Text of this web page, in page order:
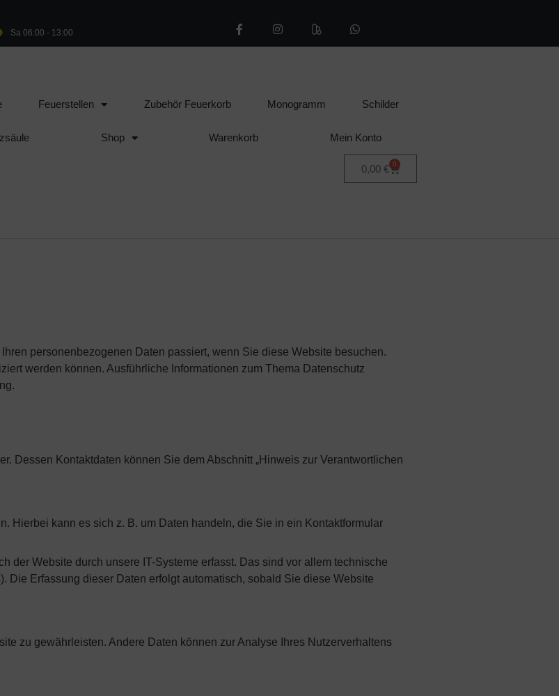
Sa 06:00 - 13:00
Feuerstellen Zubehör Feuerkorb Monogramm Schilder
Shop Warenkorb Mein Konto
0,00 € 0
personenbezogenen Daten passiert, wenn Sie diese Website besuchen.
werden können. Ausführliche Informationen zum Thema Datenschutz
Dessen Kontaktdaten können Sie dem Abschnitt „Hinweis zur Verantwortlichen
Hierbei kann es sich z. B. um Daten handeln, die Sie in ein Kontaktformular
Website durch unsere IT-Systeme erfasst. Das sind vor allem technische
Die Erfassung dieser Daten erfolgt automatisch, sobald Sie diese Website
zu gewährleisten. Andere Daten können zur Analyse Ihres Nutzerverhaltens